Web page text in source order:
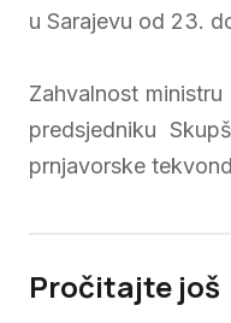
u Sarajevu od 23.
Zahvalnost
predsjedniku
prnjavorske
Pročitajte još